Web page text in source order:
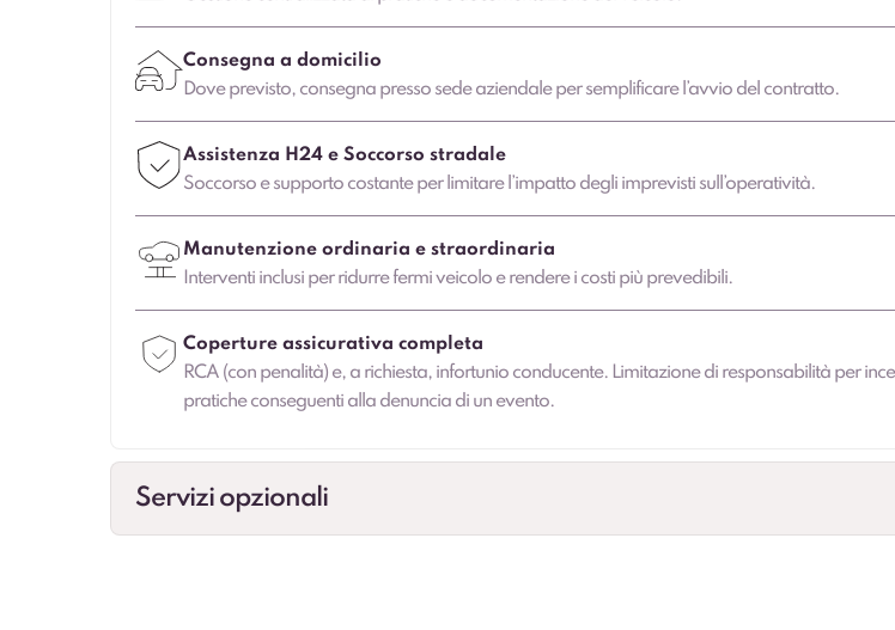
Consegna a domicilio
Dove previsto, consegna presso sede aziendale per semplificare l’avvio del contratto.
Assistenza H24 e Soccorso stradale
Soccorso e supporto costante per limitare l’impatto degli imprevisti sull’operatività.
Manutenzione ordinaria e straordinaria
Interventi inclusi per ridurre fermi veicolo e rendere i costi più prevedibili.
Coperture assicurativa completa
RCA (con penalità) e, a richiesta, infortunio conducente. Limitazione di responsabilità per
pratiche conseguenti alla denuncia di un evento.
Servizi opzionali